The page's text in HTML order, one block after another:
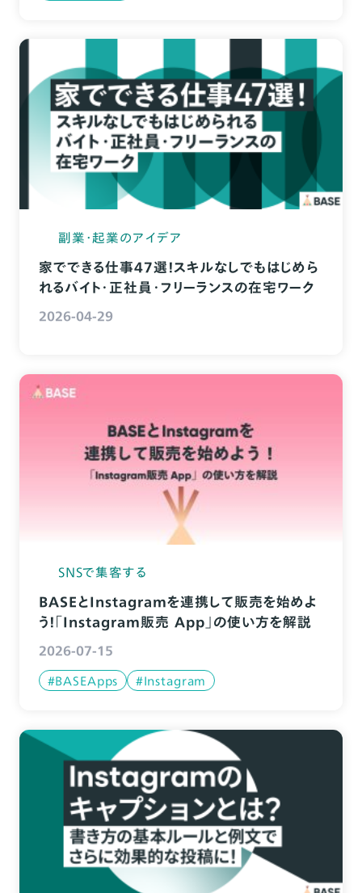
副業・起業のアイデア
家でできる仕事47選！スキルなしでもはじめら
れるバイト・正社員・フリーランスの在宅ワーク
2026-04-29
SNSで集客する
BASEとInstagramを連携して販売を始めよ
う！「Instagram販売 App」の使い方を解説
2026-07-15
#BASEApps #Instagram